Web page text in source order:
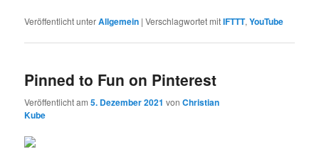
Veröffentlicht unterAllgemein |Verschlagwortet mitIFTTT,YouTube
Pinned to Fun on Pinterest
Veröffentlicht am5. Dezember 2021 vonChristian
Kube